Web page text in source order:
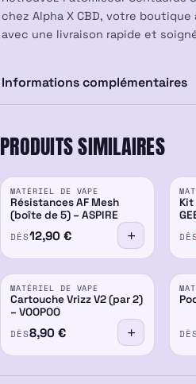
chez Alpha X CBD, votre boutique
avec une livraison rapide et
Informations complémentaires
PRODUITS SIMILAIRES
MATÉRIEL DE VAPE
Résistances AF Mesh
(boîte de 5) – ASPIRE
DÈS12,90€
Kit
MATÉRIEL DE VAPE
Cartouche Vrizz V2 (par 2)
– VOOPOO
DÈS8,90€